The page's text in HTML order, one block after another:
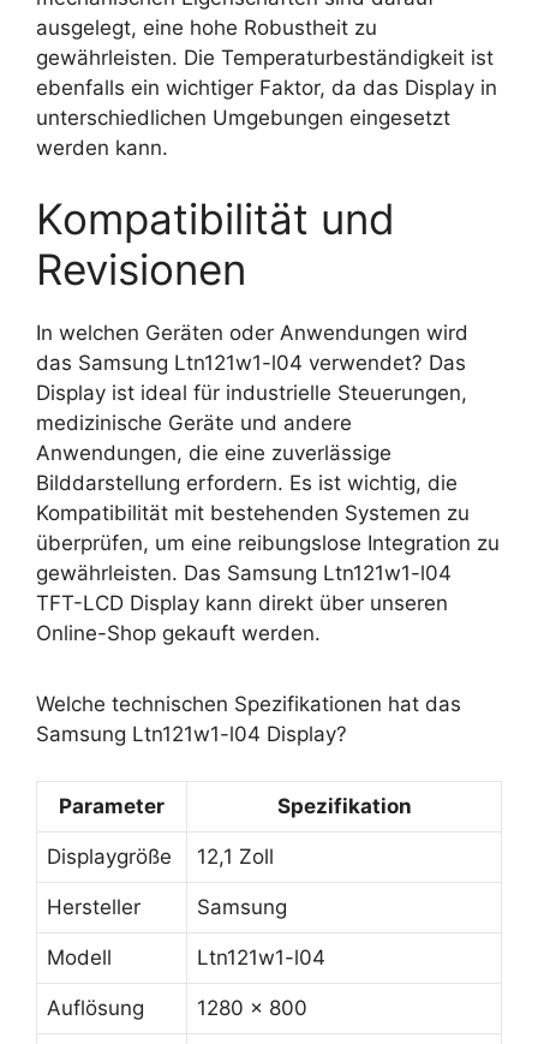
ausgelegt, eine hohe Robustheit zu
gewährleisten. Die Temperaturbeständigkeit ist
ebenfalls ein wichtiger Faktor, da das Display in
unterschiedlichen Umgebungen eingesetzt
werden kann.
Kompatibilität und
Revisionen
In welchen Geräten oder Anwendungen wird
das Samsung Ltn121w1-l04 verwendet? Das
Display ist ideal für industrielle Steuerungen,
medizinische Geräte und andere
Anwendungen, die eine zuverlässige
Bilddarstellung erfordern. Es ist wichtig, die
Kompatibilität mit bestehenden Systemen zu
überprüfen, um eine reibungslose Integration zu
gewährleisten. Das Samsung Ltn121w1-l04
TFT-LCD Display kann direkt über unseren
Online-Shop gekauft werden.
Welche technischen Spezifikationen hat das
Samsung Ltn121w1-l04 Display?
Parameter Spezifikation
Displaygröße 12,1 Zoll
Hersteller Samsung
Modell Ltn121w1-l04
Auflösung 1280 x 800